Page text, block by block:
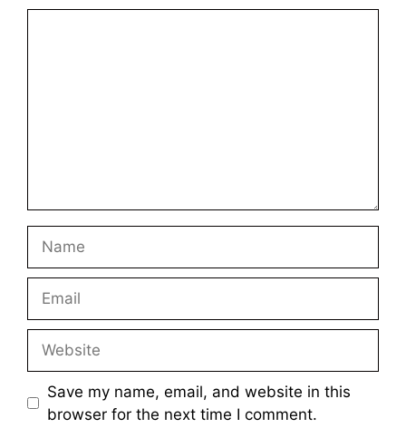
Save my name, email, and website in this
browser for the next time I comment.